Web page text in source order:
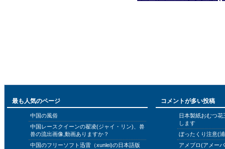
最も人気のページ
中国の風俗
中国レースクイーンの翟凌(ジャイ・リン)、兽
兽の流出画像,動画ありますか？
中国のフリーソフト迅雷（xunlei)の日本語版
コメントが多い投稿
日本製紙おむつ
します
ぼったくり注意(
アメブロ(アメー